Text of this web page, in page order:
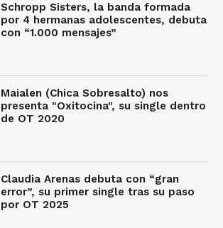
Schropp Sisters, la banda formada
por 4 hermanas adolescentes, debuta
con “1.000 mensajes”
Maialen (Chica Sobresalto) nos
presenta "Oxitocina", su single dentro
de OT 2020
Claudia Arenas debuta con “gran
error”, su primer single tras su paso
por OT 2025